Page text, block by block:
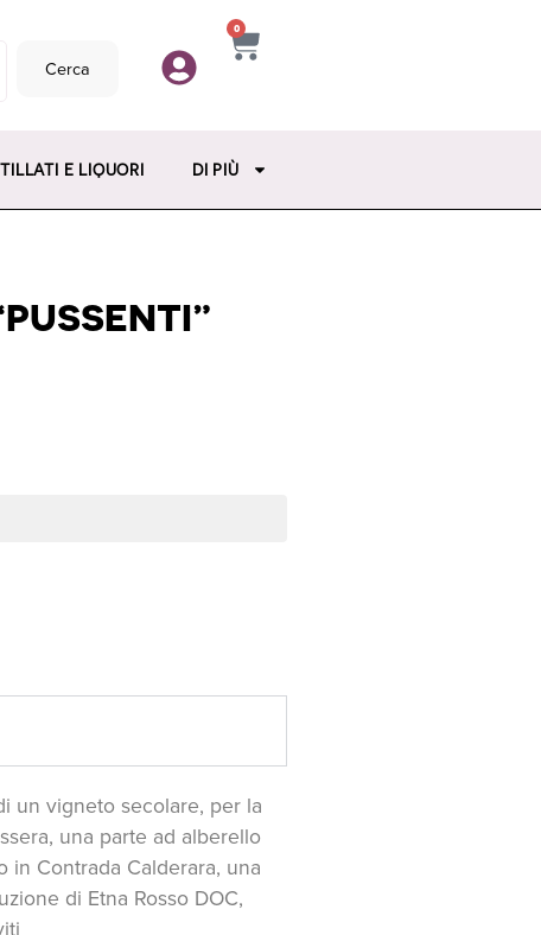
Cerca
0
E LIQUORI DI PIÙ
un vigneto secolare, per la
una parte ad alberello
in Contrada Calderara, una
di Etna Rosso DOC,